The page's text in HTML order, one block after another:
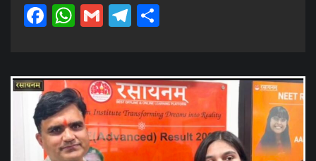
Facebook
WhatsApp
GmailTelegram